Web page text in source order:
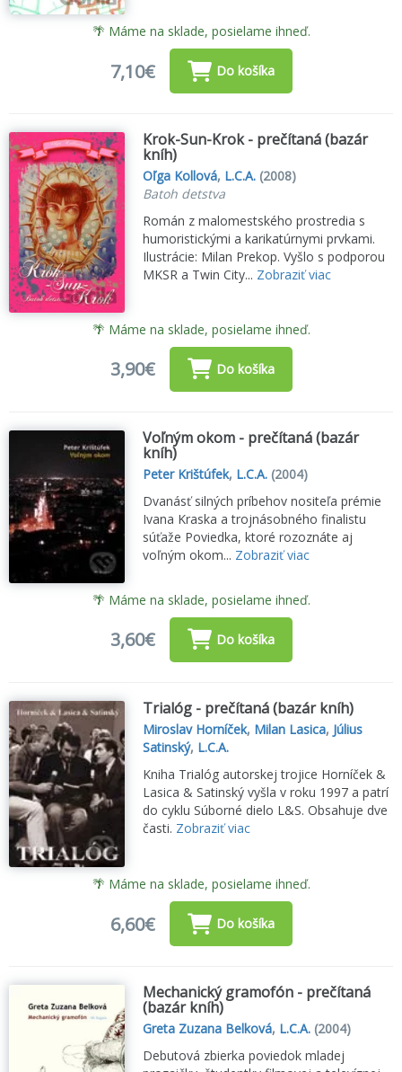
🌴 Máme na sklade, posielame ihneď.
7,10€ Do košíka
Krok-Sun-Krok - prečítaná (bazár
kníh)
Oľga Kollová, L.C.A. (2008)
Batoh detstva
Román z malomestského prostredia s
humoristickými a karikatúrnymi prvkami.
Ilustrácie: Milan Prekop. Vyšlo s podporou
MKSR a Twin City... Zobraziť viac
🌴 Máme na sklade, posielame ihneď.
3,90€ Do košíka
Voľným okom - prečítaná (bazár
kníh)
Peter Krištúfek, L.C.A. (2004)
Dvanásť silných príbehov nositeľa prémie
Ivana Kraska a trojnásobného finalistu
súťaže Poviedka, ktoré rozoznáte aj
voľným okom... Zobraziť viac
🌴 Máme na sklade, posielame ihneď.
3,60€ Do košíka
Trialóg - prečítaná (bazár kníh)
Miroslav Horníček, Milan Lasica, Július
Satinský, L.C.A.
Kniha Trialóg autorskej trojice Horníček &
Lasica & Satinský vyšla v roku 1997 a patrí
do cyklu Súborné dielo L&S. Obsahuje dve
časti. Zobraziť viac
🌴 Máme na sklade, posielame ihneď.
6,60€ Do košíka
Mechanický gramofón - prečítaná
(bazár kníh)
Greta Zuzana Belková, L.C.A. (2004)
Debutová zbierka poviedok mladej